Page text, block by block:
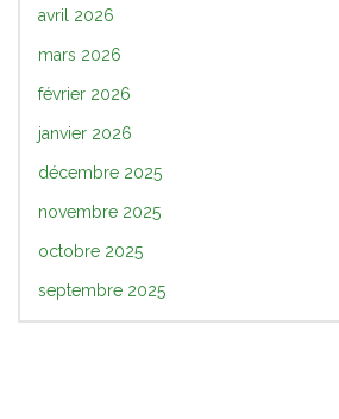
avril 2026
mars 2026
février 2026
janvier 2026
décembre 2025
novembre 2025
octobre 2025
septembre 2025